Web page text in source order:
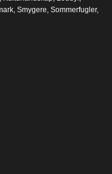
Smygere Sommerfugler,